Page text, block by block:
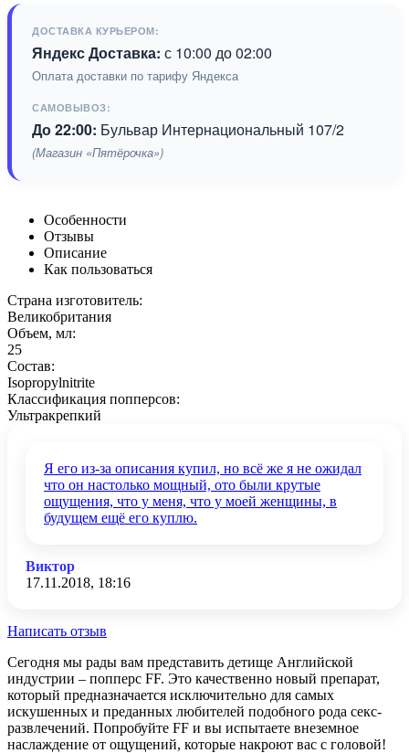
ДОСТАВКА КУРЬЕРОМ:
Яндекс Доставка: с 10:00 до 02:00
Оплата доставки по тарифу Яндекса
САМОВЫВОЗ:
До 22:00: Бульвар Интернациональный 107/2
(Магазин «Пятёрочка»)
Особенности
Отзывы
Описание
Как пользоваться
Страна изготовитель:
Великобритания
Объем, мл:
25
Состав:
Isopropylnitrite
Классификация попперсов:
Ультракрепкий
Я его из-за описания купил, но всё же я не ожидал
что он настолько мощный, ото были крутые
ощущения, что у меня, что у моей женщины, в
будущем ещё его куплю.
Виктор
17.11.2018, 18:16
Написать отзыв
Сегодня мы рады вам представить детище Английской
индустрии – попперс FF. Это качественно новый препарат,
который предназначается исключительно для самых
искушенных и преданных любителей подобного рода секс-
развлечений. Попробуйте FF и вы испытаете внеземное
наслаждение от ощущений, которые накроют вас с головой!